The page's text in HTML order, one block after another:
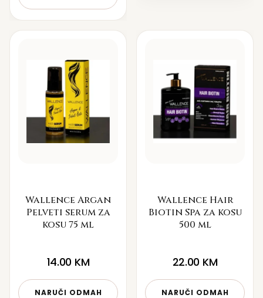
Wallence Argan
Pelveti serum za
kosu 75 ml
14.00 KM
NARUČI ODMAH
Wallence Hair
Biotin Spa za kosu
500 ml
22.00 KM
NARUČI ODMAH